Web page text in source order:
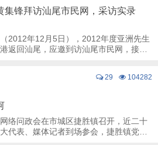
集锋拜访汕尾市民网，采访实录
2012年12月5日），2012年度亚洲先生
返回汕尾，应邀到访汕尾市民网，接受
29 104282
问政会在市城区捷胜镇召开，近二十
代表、媒体记者到场参会，捷胜镇党政